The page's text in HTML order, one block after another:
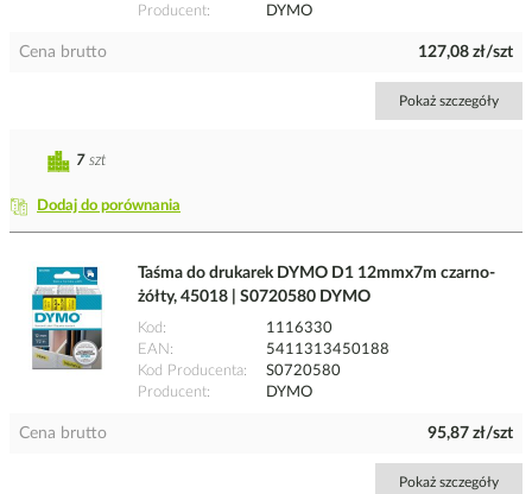
Producent
DYMO
Cena brutto 127,08 zł/szt
Pokaż szczegóły
Dodaj do porównania
7 szt
Taśma do drukarek DYMO D1 12mmx7m czarno-
żółty, 45018 | S0720580 DYMO
Kod
1116330
EAN
5411313450188
Kod Producenta
S0720580
Producent
DYMO
Cena brutto 95,87 zł/szt
Pokaż szczegóły